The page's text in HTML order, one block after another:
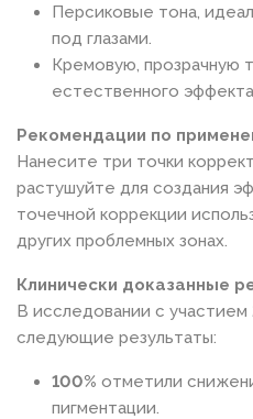
Персиковые тона,
под глазами.
Кремовую, прозрачную
естественного
Рекомендации по
Нанесите три точки
растушуйте для создания
точечной коррекции
других проблемных зонах.
Клинически доказанные
В исследовании с участием
следующие результаты:
100% отметили
пигментации.